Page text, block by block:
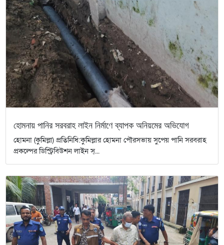
হোমনায় পানির সরবরাহ লাইন নির্মাণে ব্যাপক অনিয়মের অভিযোগ
হোমনা (কুমিল্লা) প্রতিনিধি:কুমিল্লার হোমনা পৌরসভায় সুপেয় পানি সরবরাহ
প্রকল্পের ডিস্ট্রিবিউশন লাইন স্...